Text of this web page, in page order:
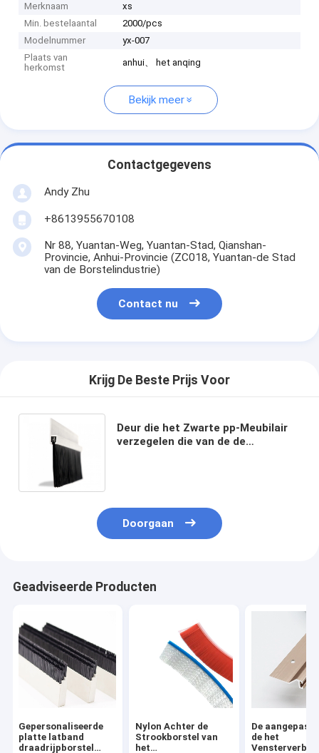
Merknaam
xs
Min. bestelaantal
2000/pcs
Modelnummer
yx-007
Plaats van
herkomst
anhui、 het anqing
Bekijk meer
Contactgegevens
Andy Zhu
+8613955670108
Nr 88, Yuantan-Weg, Yuantan-Stad, Qianshan-
Provincie, Anhui-Provincie (ZC018, Yuantan-de Stad
van de Borstelindustrie)
Contact nu
Krijg De Beste Prijs Voor
Deur die het Zwarte pp-Meubilair
verzegelen die van de de
Doorgaan
Geadviseerde Producten
Gepersonaliseerde
platte latband
draadrijpborstel
Nylon Achter de
Strookborstel van
het
De
de het